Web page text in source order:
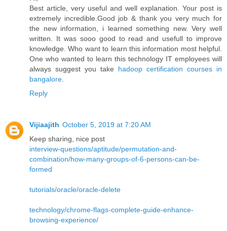
Best article, very useful and well explanation. Your post is
extremely incredible.Good job & thank you very much for
the new information, i learned something new. Very well
written. It was sooo good to read and usefull to improve
knowledge. Who want to learn this information most helpful.
One who wanted to learn this technology IT employees will
always suggest you take hadoop certification courses in
bangalore.
Reply
Vijiaajith October 5, 2019 at 7:20 AM
Keep sharing, nice post
interview-questions/aptitude/permutation-and-
combination/how-many-groups-of-6-persons-can-be-
formed
tutorials/oracle/oracle-delete
technology/chrome-flags-complete-guide-enhance-
browsing-experience/